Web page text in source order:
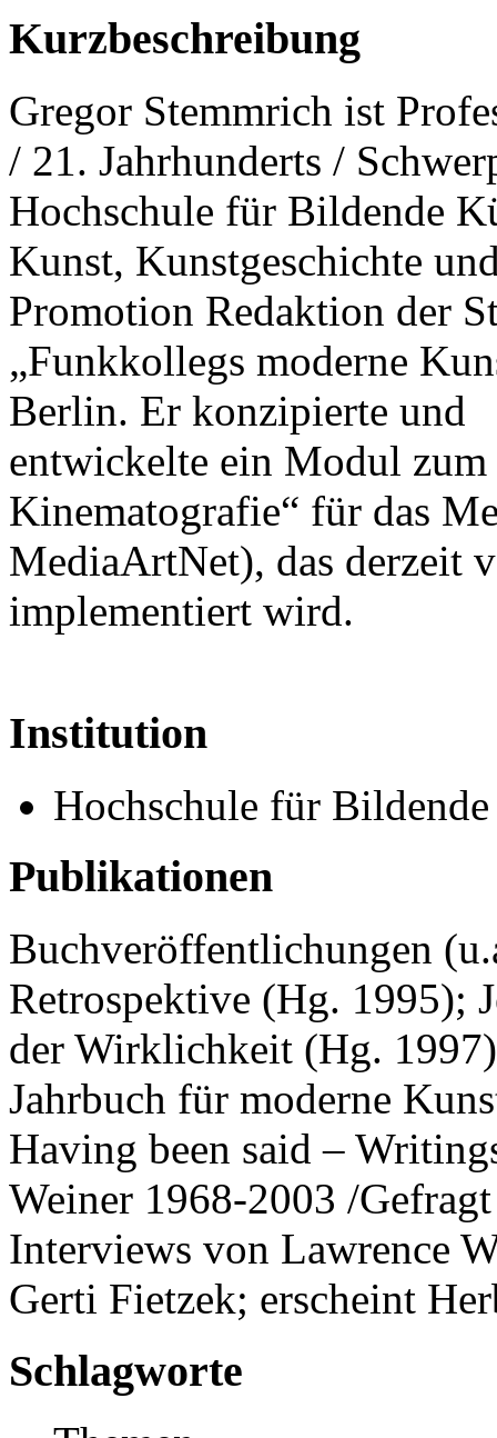
Kurzbeschreibung
Gregor Stemmrich ist
/ 21. Jahrhunderts /
Hochschule für Bildende
Kunst, Kunstgeschichte
Promotion Redaktion der
„Funkkollegs moderne
Berlin. Er konzipierte und
entwickelte ein Modul zum
Kinematografie“ für das
MediaArtNet), das derzeit
implementiert wird.
Institution
Hochschule für
Publikationen
Buchveröffentlichungen
Retrospektive (Hg. 1995);
der Wirklichkeit (Hg.
Jahrbuch für moderne
Having been said –
Weiner 1968-2003 /
Interviews von Lawrence
Gerti Fietzek; erscheint
Schlagworte